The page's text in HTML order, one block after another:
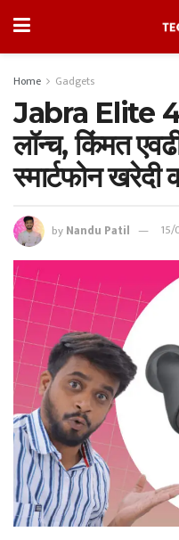
Home Gadgets
Jabra Elite 4
लॉन्च, किंमत
स्मार्टफोन
byNandu Patil